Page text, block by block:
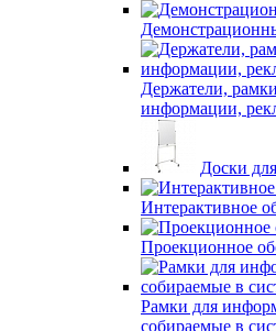
Держатели,
информации,
Доски
Интерактивное
Проекционное
Рамки для
собираемые в